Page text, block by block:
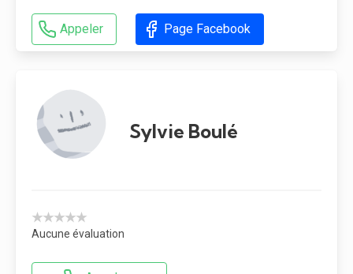
Appeler Page Facebook
Sylvie Boulé
★★★★★
Aucune évaluation